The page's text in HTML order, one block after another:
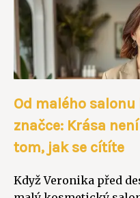
Od malého
značce: Krása
tom, jak se cítíte
Když Veronika před